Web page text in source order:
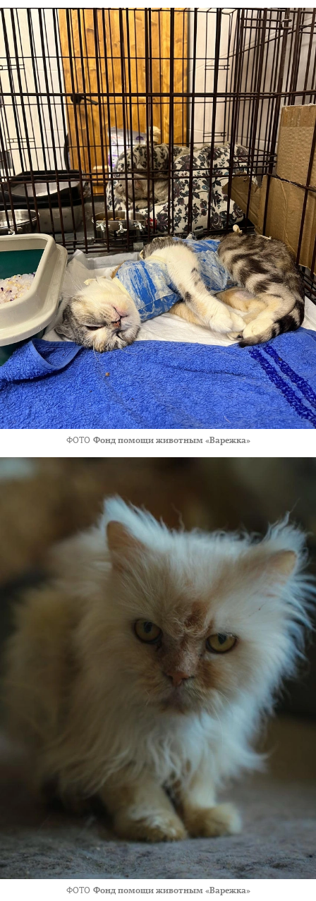
ФОТО Фонд помощи животным «Варежка»
ФОТО Фонд помощи животным «Варежка»